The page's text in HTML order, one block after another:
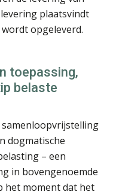
plaatsvindt
opgeleverd.
toepassing,
belaste
dogmatische
– een
in bovengenoemde
het moment dat het